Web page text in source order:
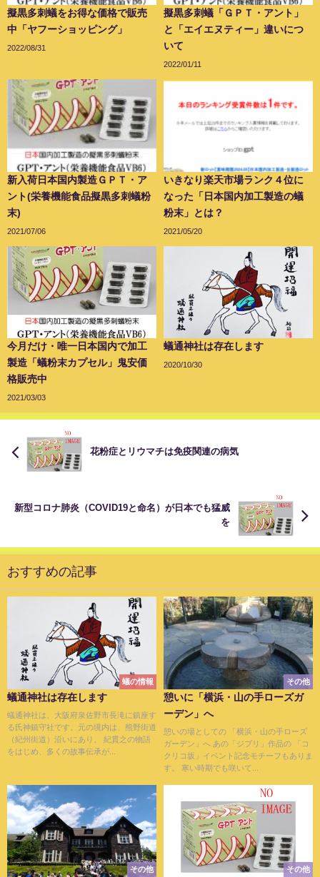
擬黒多刺蟻をお得な価格で販売
中「ヤフーショッピング」
2022/08/31
擬黒多刺蟻「ＧＰＴ・アント」
と「エイエヌティー」違いにつ
いて
2022/01/11
新入荷日本国内製造ＧＰＴ・ア
ント(栄養機能食品擬黒多刺蟻粉
末)
2021/07/06
いきなり楽天市場ランク４位に
なった「日本国内加工製造の蟻
粉末」とは？
2021/05/20
今月だけ・唯一日本国内で加工
製造「蟻粉末カプセル」鬼安価
格販売中
2021/03/03
蟻通神社は存在します
2020/10/30
花粉症とリウマチは免疫関連の病気
新型コロナ肺炎（COVID19と命名）が日本でも猛威
を
おすすめの記事
蟻の情報
蟻通神社は存在します
蟻通神社は、大阪府泉佐野市長滝に鎮座す
る氏神鎮守社です。元の境内は、熊野街道
（紀州街道）沿いにあり、 紀貫之の物語
をはじめ、多くの故事伝承が...
その他
憩いに「横浜・山の手ローズガ
ーデン」へ
憩いの場としての 「横浜・山の手ローズ
ガーデン」へ あの「ジブリ」作品の 「コ
クリコ坂」イベント記念モチーフもありま
す。 寒い時期でも咲いて...
その他 その他